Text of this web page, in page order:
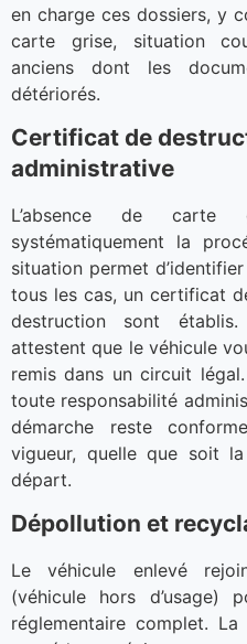
en charge ces dossiers, y
carte grise, situation
anciens dont les
détériorés.
Certificat de
administrative
L’absence de
systématiquement la
situation permet
tous les cas, un certificat
destruction sont
attestent que le véhicule
remis dans un circuit
toute responsabilité
démarche reste
vigueur, quelle que soit
départ.
Dépollution et
Le véhicule enlevé
(véhicule hors d’usage)
réglementaire complet.